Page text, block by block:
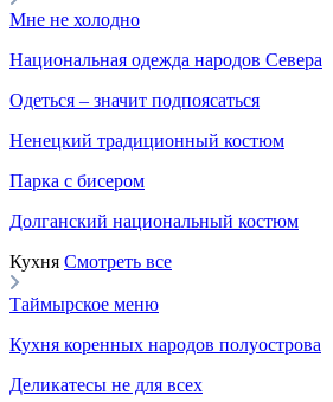
Мне не холодно
Национальная одежда народов Севера
Одеться – значит подпоясаться
Ненецкий традиционный костюм
Парка с бисером
Долганский национальный костюм
Кухня Смотреть все
Таймырское меню
Кухня коренных народов полуострова
Деликатесы не для всех